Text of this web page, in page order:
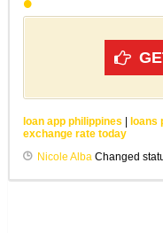
loan app philippines loans
exchange rate today
Nicole AlbaChanged